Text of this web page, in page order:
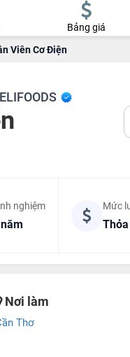
Bảng giá
Viên Cơ Điện
nghiệm Mức
Nơi làm
Thơ